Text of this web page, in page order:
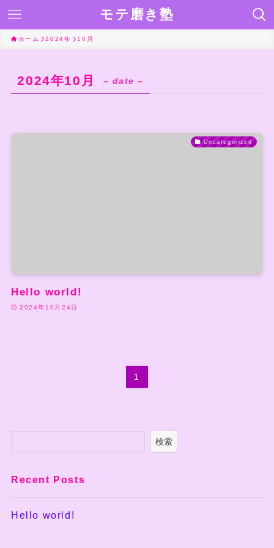
モテ磨き塾
ホーム 2024年 10月
2024年10月 – date –
Uncategorized
Hello world!
2024年10月24日
1
検索
Recent Posts
Hello world!